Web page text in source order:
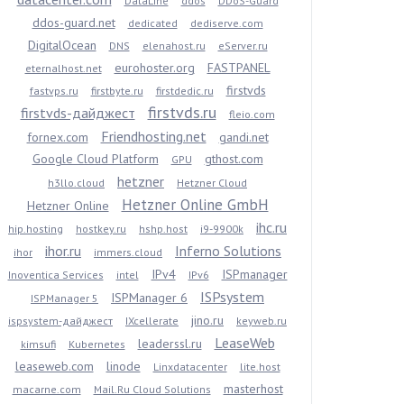
ddos-guard.net dedicated dediserve.com
DigitalOcean DNS elenahost.ru
eServer.ru
eternalhost.net
eurohoster.org FASTPANEL
fastvps.ru firstbyte.ru firstdedic.ru firstvds
firstvds-дайджест firstvds.ru fleio.com
fornex.com Friendhosting.net
gandi.net
Google Cloud Platform
GPU gthost.com
h3llo.cloud hetzner Hetzner Cloud
Hetzner Online Hetzner Online GmbH
hip.hosting hostkey.ru hshp.host i9-9900k ihc.ru
ihor ihor.ru immers.cloud Inferno Solutions
Inoventica Services intel IPv4 IPv6 ISPmanager
ISPManager 5 ISPManager 6 ISPsystem
ispsystem-дайджест IXcellerate jino.ru
keyweb.ru
kimsufi
Kubernetes leaderssl.ru LeaseWeb
leaseweb.com linode Linxdatacenter
lite.host
macarne.com
Mail.Ru Cloud Solutions masterhost